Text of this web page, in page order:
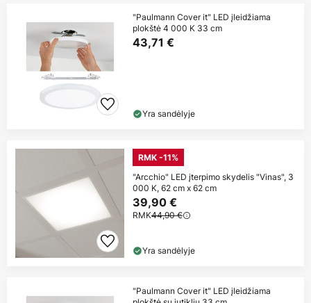
"Paulmann Cover it" LED įleidžiama
plokštė 4 000 K 33 cm
43,71 €
Yra sandėlyje
RMK -11%
"Arcchio" LED įterpimo skydelis "Vinas", 3
000 K, 62 cm x 62 cm
39,90 €
RMK44,90 €
Yra sandėlyje
"Paulmann Cover it" LED įleidžiama